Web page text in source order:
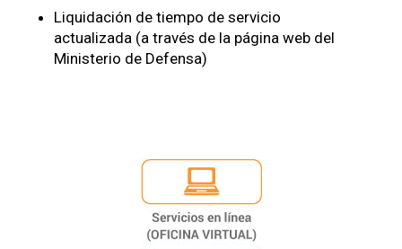
Liquidación de tiempo de servicio
actualizada (a través de la página web del
Ministerio de Defensa)